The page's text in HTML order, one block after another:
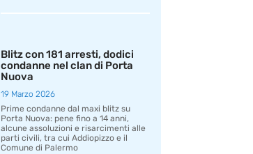
Blitz con 181 arresti, dodici
condanne nel clan di Porta
Nuova
19 Marzo 2026
Prime condanne dal maxi blitz su
Porta Nuova: pene fino a 14 anni,
alcune assoluzioni e risarcimenti alle
parti civili, tra cui Addiopizzo e il
Comune di Palermo